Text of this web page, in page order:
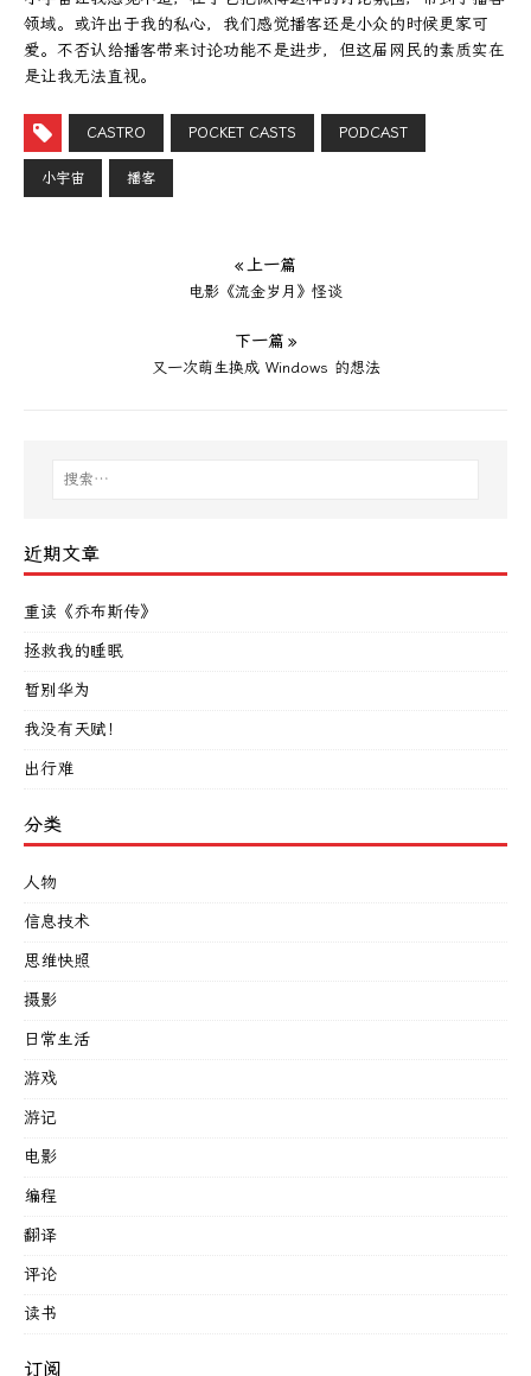
领域。或许出于我的私心，我们感觉播客还是小众的时候更家可
爱。不否认给播客带来讨论功能不是进步，但这届网民的素质实在
是让我无法直视。
CASTRO POCKET CASTS PODCAST
小宇宙 播客
« 上一篇
电影《流金岁月》怪谈
下一篇 »
又一次萌生换成 Windows 的想法
近期文章
重读《乔布斯传》
拯救我的睡眠
暂别华为
我没有天赋！
出行难
分类
人物
信息技术
思维快照
摄影
日常生活
游戏
游记
电影
编程
翻译
评论
读书
订阅